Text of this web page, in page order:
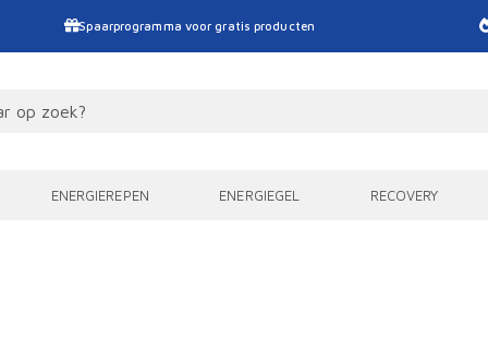
Spaarprogramma voor gratis producten
ENERGIEREPEN ENERGIEGEL RECOVERY